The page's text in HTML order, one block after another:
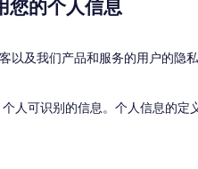
您的个人信息
以及我们产品和服务的用户的隐
人可识别的信息。个人信息的